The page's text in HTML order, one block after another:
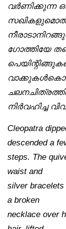
വർണിക്കുന്ന
ഗോത്തിയേ
നിർവഹിച്ച
Cleopatra
descended a
steps. The
waist and
silver bracelets
a broken
necklace over